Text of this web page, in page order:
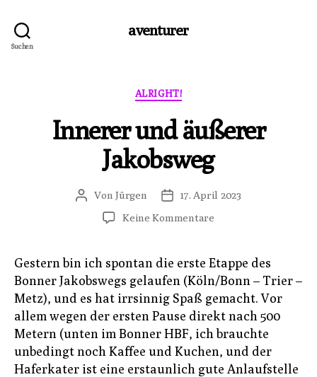
Suchen
aventurer
Kategorien
ALRIGHT!
Innerer und äußerer
Jakobsweg
Beitragsautor
VonJürgen Veröffentlichungsdatum
17. April 2023
Keine Kommentarezu
äußerer
Jakobsweg
Gestern bin ich spontan die erste Etappe des
Bonner Jakobswegs gelaufen (Köln/Bonn – Trier –
Metz), und es hat irrsinnig Spaß gemacht. Vor
allem wegen der ersten Pause direkt nach 500
Metern (unten im Bonner HBF, ich brauchte
unbedingt noch Kaffee und Kuchen, und der
Haferkater ist eine erstaunlich gute Anlaufstelle